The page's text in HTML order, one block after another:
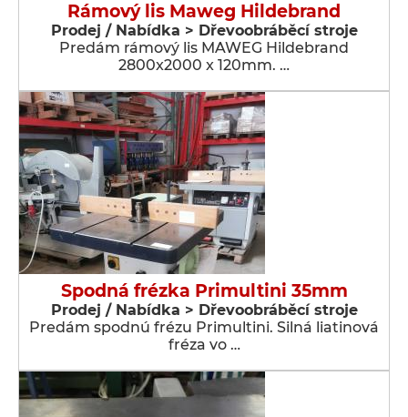
Rámový lis Maweg Hildebrand
Prodej / Nabídka > Dřevoobráběcí stroje
Predám rámový lis MAWEG Hildebrand
2800x2000 x 120mm. …
Spodná frézka Primultini 35mm
Prodej / Nabídka > Dřevoobráběcí stroje
Predám spodnú frézu Primultini. Silná liatinová
fréza vo …